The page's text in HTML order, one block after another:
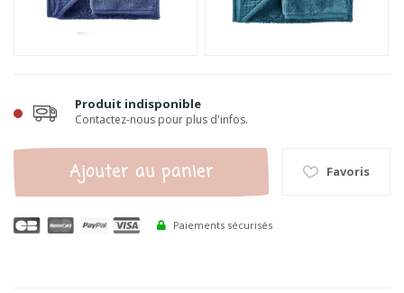
Produit indisponible
Contactez-nous pour plus d'infos.
Ajouter au panier Favoris
Paiements sécurisés